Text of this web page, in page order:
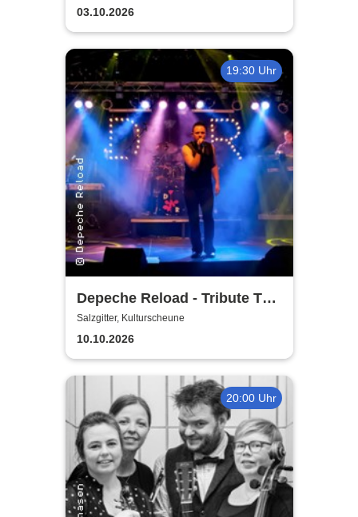
Kulturscheune
03.10.2026
19:30 Uhr
Depeche Reload - Tribute To
Depeche Mode
Salzgitter, Kulturscheune
10.10.2026
20:00 Uhr